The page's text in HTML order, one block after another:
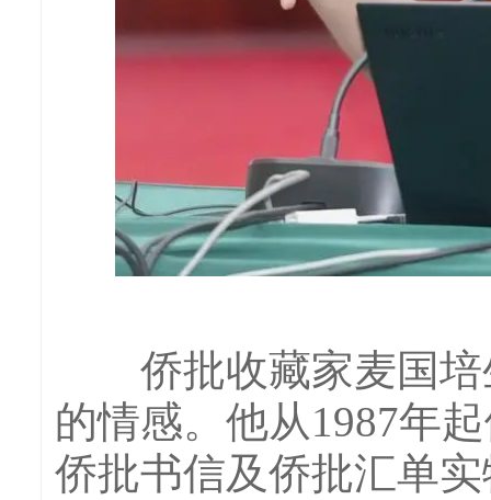
侨批收藏家麦国培
的情感。他从1987年
侨批书信及侨批汇单